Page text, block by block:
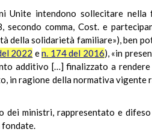
Unite intendono sollecitare
comma, Cost. e
della solidarietà familiare»), ben
2022 en. 174 del 2016), «in
additivo […] finalizzato a rendere
in ragione della normativa
ministri, rappresentato e
fondate.